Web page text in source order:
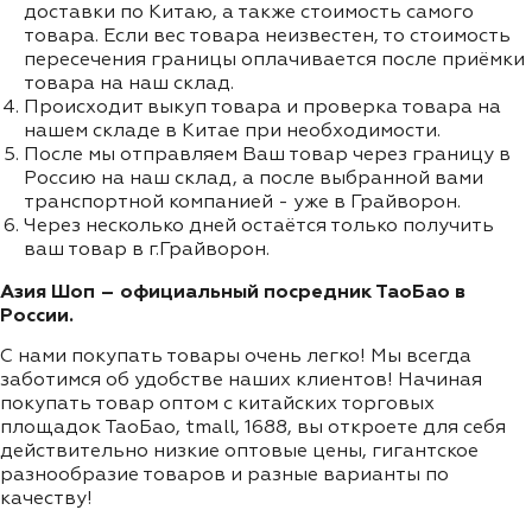
доставки по Китаю, а также стоимость самого
товара. Если вес товара неизвестен, то стоимость
пересечения границы оплачивается после приёмки
товара на наш склад.
Происходит выкуп товара и проверка товара на
нашем складе в Китае при необходимости.
После мы отправляем Ваш товар через границу в
Россию на наш склад, а после выбранной вами
транспортной компанией - уже в Грайворон.
Через несколько дней остаётся только получить
ваш товар в г.Грайворон.
Азия Шоп – официальный посредник ТаоБао в
России.
С нами покупать товары очень легко! Мы всегда
заботимся об удобстве наших клиентов! Начиная
покупать товар оптом с китайских торговых
площадок ТаоБао, tmall, 1688, вы откроете для себя
действительно низкие оптовые цены, гигантское
разнообразие товаров и разные варианты по
качеству!